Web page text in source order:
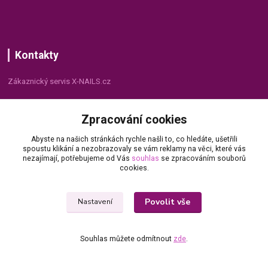
Kontakty
Zákaznický servis X-NAILS.cz
+420 735 055 075
info@x-nails.cz
© Copyright 2026 X-NAILS.CZ
Zpracování cookies
Abyste na našich stránkách rychle našli to, co hledáte, ušetřili
spoustu klikání a nezobrazovaly se vám reklamy na věci, které vás
nezajímají, potřebujeme od Vás souhlas se zpracováním souborů
cookies.
Nastavení Povolit vše
Souhlas můžete odmítnout zde.